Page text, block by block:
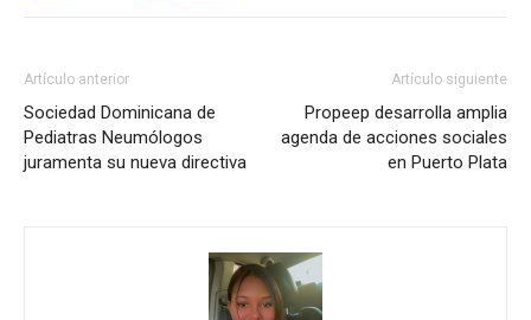
Artículo anterior
Sociedad Dominicana de
Pediatras Neumólogos
juramenta su nueva directiva
Artículo siguiente
Propeep desarrolla amplia
agenda de acciones sociales
en Puerto Plata